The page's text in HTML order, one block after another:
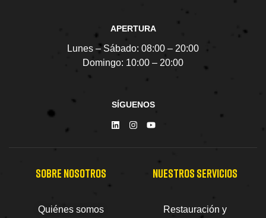
APERTURA
Lunes – Sábado: 08:00 – 20:00
Domingo: 10:00 – 20:00
SÍGUENOS
SOBRE NOSOTROS
Quiénes somos
NUESTROS SERVICIOS
Restauración y